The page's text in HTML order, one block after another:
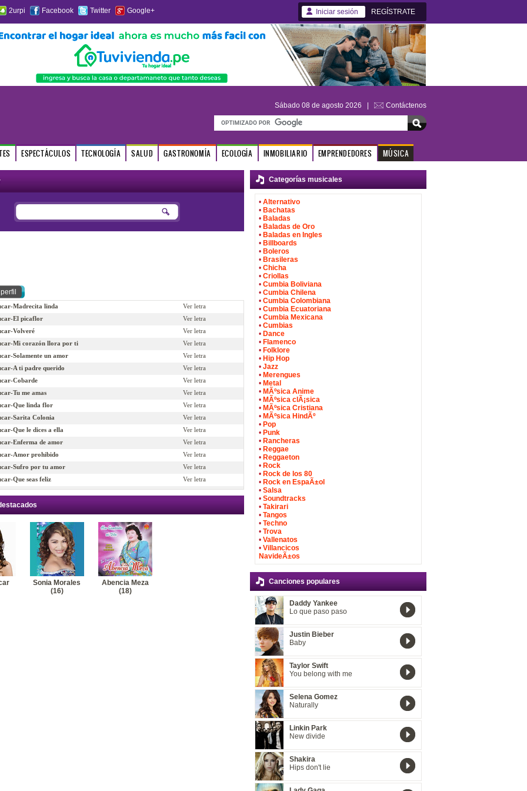
2urpi Facebook Twitter Google+ Iniciar sesión REGÍSTRATE
Sábado 08 de agosto 2026 | Contáctenos
ESPECTÁCULOS TECNOLOGÍA SALUD GASTRONOMÍA ECOLOGÍA INMOBILIARIO EMPRENDEDORES MÚSICA
Madrecita linda
Ver letra
El picaflor
Ver letra
Volveré
Ver letra
Mi corazón llora por ti
Ver letra
Solamente un amor
Ver letra
A ti padre querido
Ver letra
Cobarde
Ver letra
Tu me amas
Ver letra
Que linda flor
Ver letra
Sarita Colonia
Ver letra
Que le dices a ella
Ver letra
Enferma de amor
Ver letra
Amor prohibido
Ver letra
Sufro por tu amor
Ver letra
Que seas feliz
Ver letra
Amiga escuchame
Ver letra
Tu amor no vale nada
Hoy me iré
Ver letra
Aparentaba ser bueno
Madre
Sonia Morales
(16)
Abencia Meza
(18)
Categorías musicales
• Alternativo
• Bachatas
• Baladas
• Baladas de Oro
• Baladas en Ingles
• Billboards
• Boleros
• Brasileras
• Chicha
• Criollas
• Cumbia Boliviana
• Cumbia Chilena
• Cumbia Colombiana
• Cumbia Ecuatoriana
• Cumbia Mexicana
• Cumbias
• Dance
• Flamenco
• Folklore
• Hip Hop
• Jazz
• Merengues
• Metal
• MÃºsica Anime
• MÃºsica clÃ¡sica
• MÃºsica Cristiana
• MÃºsica HindÃº
• Pop
• Punk
• Rancheras
• Reggae
• Reggaeton
• Rock
• Rock de los 80
• Rock en EspaÃ±ol
• Salsa
• Soundtracks
• Takirari
• Tangos
• Techno
• Trova
• Vallenatos
• Villancicos
NavideÃ±os
Canciones populares
Daddy Yankee
Lo que paso paso
Justin Bieber
Baby
Taylor Swift
You belong with me
Selena Gomez
Naturally
Linkin Park
New divide
Shakira
Hips don't lie